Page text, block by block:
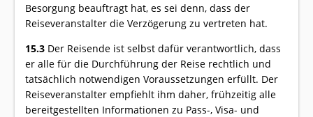
Besorgung beauftragt hat, es sei denn, dass der
Reiseveranstalter die Verzögerung zu vertreten hat.
15.3 Der Reisende ist selbst dafür verantwortlich, dass
er alle für die Durchführung der Reise rechtlich und
tatsächlich notwendigen Voraussetzungen erfüllt. Der
Reiseveranstalter empfiehlt ihm daher, frühzeitig alle
bereitgestellten Informationen zu Pass-, Visa- und